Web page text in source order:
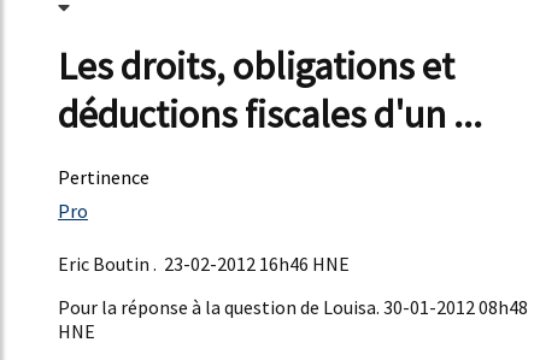
Les droits, obligations et
déductions fiscales d'un ...
Pertinence
25%
Pro
Eric Boutin . 23-02-2012 16h46 HNE
Pour la réponse à la question de Louisa. 30-01-2012 08h48
HNE